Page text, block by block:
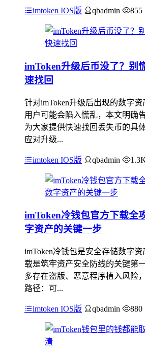
imtoken IOS版 qbadmin 855
imToken升级后币没了？别
速找回
针对imToken升级后出现的数字
用户可能会陷入慌乱，本文明确
为大家提供快速找回丢失币的具
应对升级...
imtoken IOS版 qbadmin
imToken冷钱包官方下载全
字资产的关键一步
imToken冷钱包是安全存储数字
载是筑牢资产安全防线的关键第
多存在盗版、恶意程序植入风险
路径：可...
imtoken IOS版 qbadmin 880